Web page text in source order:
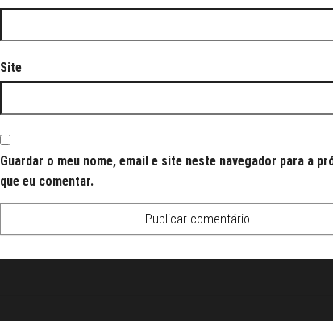
Site
Guardar o meu nome, email e site neste navegador para a
que eu comentar.